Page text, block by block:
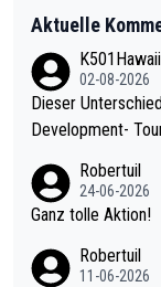
Aktuelle
K501Hawaii
02-08-2026
Dieser Unterschied im
Development-
mal 40+ erst recht. Da gewinnst keinen Blumentopf - ist ja noc
h krasser wie ein Pokalspiel eines Kreisligisten vs einem Bund
Robertuil
24-06-2026
Ganz tolle Aktion!
Robertuil
11-06-2026